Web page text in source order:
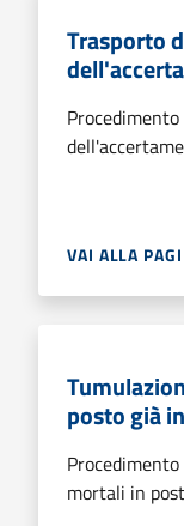
Trasporto
VAI ALLA
posto già
mortali in